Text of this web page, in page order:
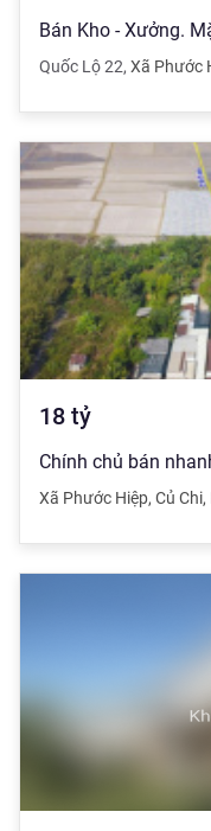
Quốc Lộ 22, Xã Phước
18 tỷ
Xã Phước Hiệp, Củ Chi,